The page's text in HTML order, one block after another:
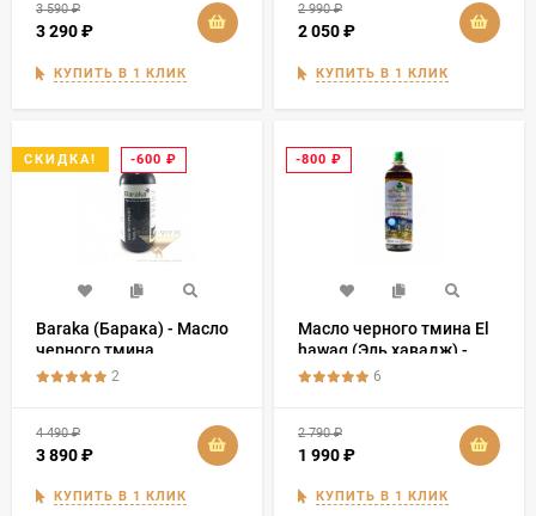
3 590₽
3 290₽
КУПИТЬ В 1 КЛИК
2 990₽
2 050₽
КУПИТЬ В 1 КЛИК
СКИДКА! -600 ₽
Baraka (Барака) - Масло
черного тмина
«Эфиопские семена
2
4 490₽
3 890₽
КУПИТЬ В 1 КЛИК
-800 ₽
Масло черного тмина El
hawag (Эль хавадж) -
Королевское (Black Seed
6
2 790₽
1 990₽
КУПИТЬ В 1 КЛИК